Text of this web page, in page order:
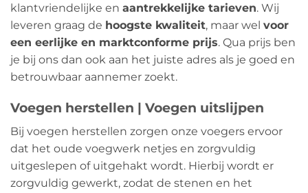
klantvriendelijke en aantrekkelijke tarieven. Wij
leveren graag de hoogste kwaliteit, maar wel voor
een eerlijke en marktconforme prijs. Qua prijs ben
je bij ons dan ook aan het juiste adres als je goed en
betrouwbaar aannemer zoekt.
Voegen herstellen | Voegen uitslijpen
Bij voegen herstellen zorgen onze voegers ervoor
dat het oude voegwerk netjes en zorgvuldig
uitgeslepen of uitgehakt wordt. Hierbij wordt er
zorgvuldig gewerkt, zodat de stenen en het